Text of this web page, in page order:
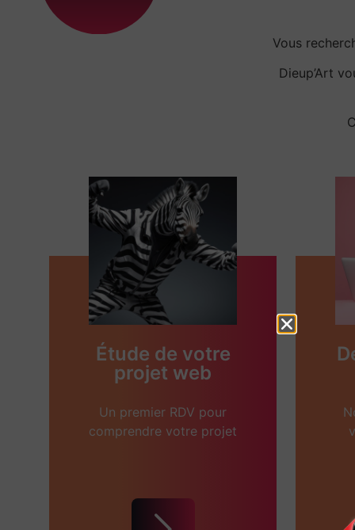
Vous
Dieup’Art
Étude de votre
projet web
Un premier RDV pour
comprendre votre projet